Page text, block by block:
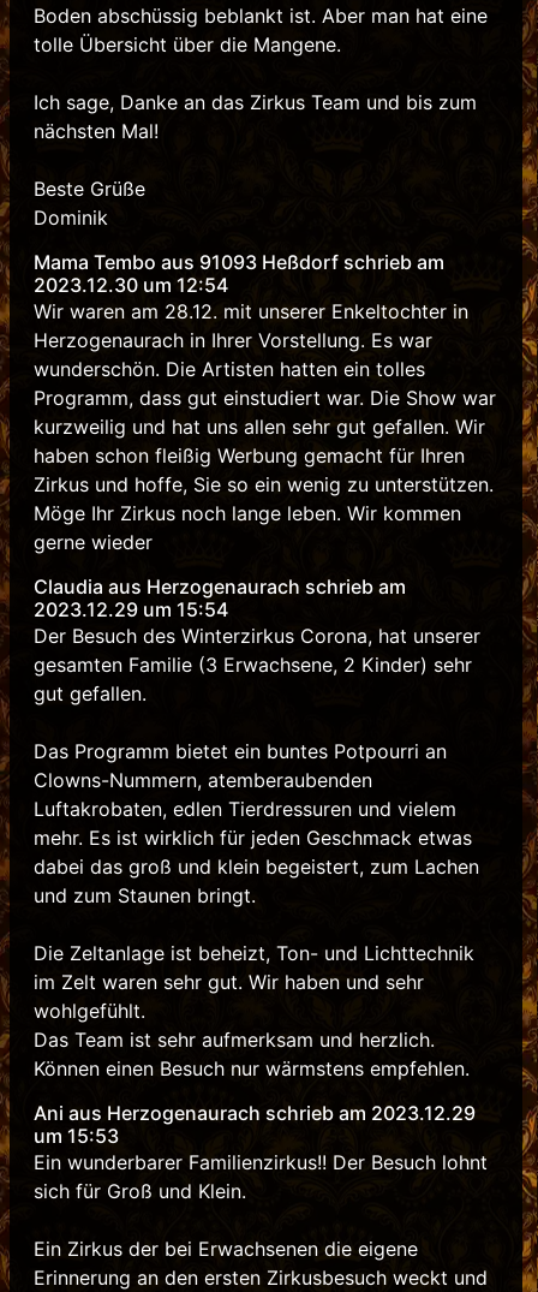
Boden abschüssig beblankt ist. Aber man hat eine
tolle Übersicht über die Mangene.
Ich sage, Danke an das Zirkus Team und bis zum
nächsten Mal!
Beste Grüße
Dominik
Mama Tembo aus 91093 Heßdorf schrieb am
2023.12.30 um 12:54
Wir waren am 28.12. mit unserer Enkeltochter in
Herzogenaurach in Ihrer Vorstellung. Es war
wunderschön. Die Artisten hatten ein tolles
Programm, dass gut einstudiert war. Die Show war
kurzweilig und hat uns allen sehr gut gefallen. Wir
haben schon fleißig Werbung gemacht für Ihren
Zirkus und hoffe, Sie so ein wenig zu unterstützen.
Möge Ihr Zirkus noch lange leben. Wir kommen
gerne wieder
Claudia aus Herzogenaurach schrieb am
2023.12.29 um 15:54
Der Besuch des Winterzirkus Corona, hat unserer
gesamten Familie (3 Erwachsene, 2 Kinder) sehr
gut gefallen.
Das Programm bietet ein buntes Potpourri an
Clowns-Nummern, atemberaubenden
Luftakrobaten, edlen Tierdressuren und vielem
mehr. Es ist wirklich für jeden Geschmack etwas
dabei das groß und klein begeistert, zum Lachen
und zum Staunen bringt.
Die Zeltanlage ist beheizt, Ton- und Lichttechnik
im Zelt waren sehr gut. Wir haben und sehr
wohlgefühlt.
Das Team ist sehr aufmerksam und herzlich.
Können einen Besuch nur wärmstens empfehlen.
Ani aus Herzogenaurach schrieb am 2023.12.29
um 15:53
Ein wunderbarer Familienzirkus!! Der Besuch lohnt
sich für Groß und Klein.
Ein Zirkus der bei Erwachsenen die eigene
Erinnerung an den ersten Zirkusbesuch weckt und